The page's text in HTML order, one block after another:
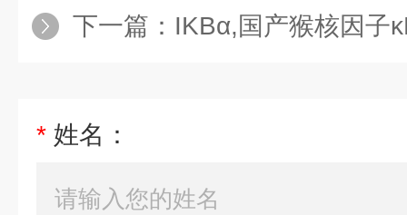
下一篇： IKBα,国产猴核因子κB
* 姓名：